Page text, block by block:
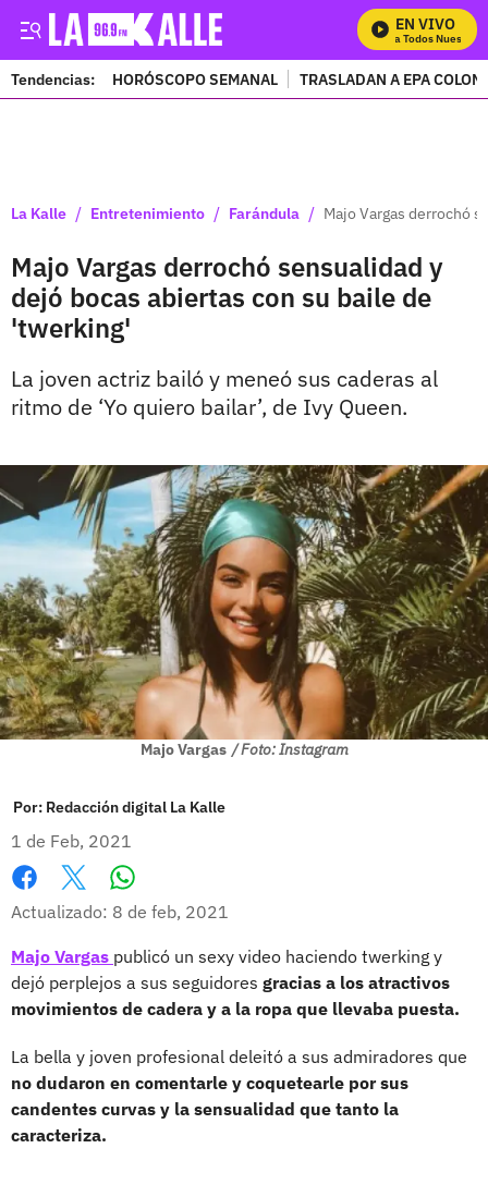
EN VIVO
Mira Todos Nuestros
Tendencias: HORÓSCOPO SEMANAL TRASLADAN A EPA
La Kalle / Entretenimiento / Farándula / Majo Vargas derrochó
Majo Vargas derrochó sensualidad y
dejó bocas abiertas con su baile de
'twerking'
La joven actriz bailó y meneó sus caderas al
ritmo de ‘Yo quiero bailar’, de Ivy Queen.
Majo Vargas / Foto: Instagram
Por: Redacción digital La Kalle
1 de Feb, 2021
Facebook
X
Actualizado: 8 de feb, 2021
Majo Vargas publicó un sexy video haciendo twerking y
dejó perplejos a sus seguidores gracias a los atractivos
movimientos de cadera y a la ropa que llevaba puesta.
La bella y joven profesional deleitó a sus admiradores que
no dudaron en comentarle y coquetearle por sus
candentes curvas y la sensualidad que tanto la
caracteriza.